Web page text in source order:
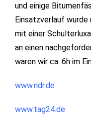
und einige
Einsatzverlauf
mit einer
an einen
waren wir ca. 6h im
www.ndr.de
www.tag24.de